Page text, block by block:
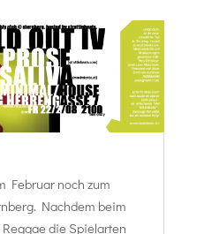
Februar noch zum
Nachdem beim
die Spielarten